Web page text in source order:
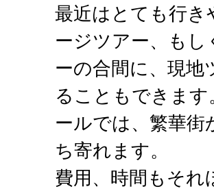
最近はとても行
ージツアー、も
ーの合間に、現地
ることもできま
ールでは、繁華街
ち寄れます。
費用、時間もそれ